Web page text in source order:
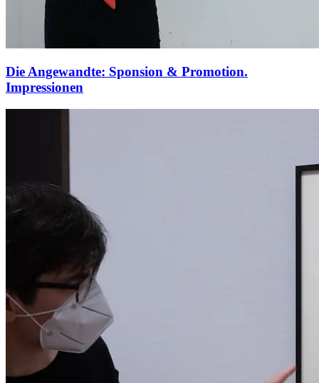
Die Angewandte: Sponsion & Promotion.
Impressionen